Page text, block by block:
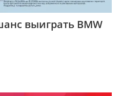
выиграть BMW